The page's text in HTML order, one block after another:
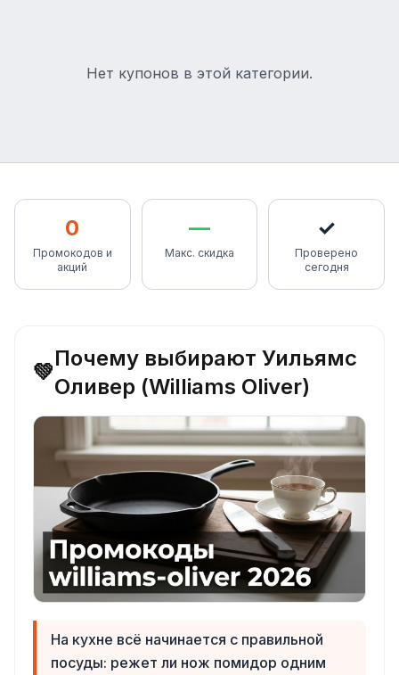
Нет купонов в этой категории.
0
Промокодов и
акций
—
Макс. скидка
✓
Проверено
сегодня
💚
Почему выбирают Уильямс
Оливер (Williams Oliver)
На кухне всё начинается с правильной
посуды: режет ли нож помидор одним